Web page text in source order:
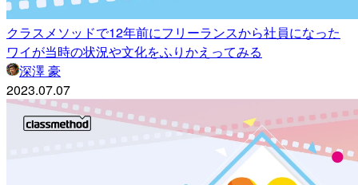
クラスメソッドで12年前にフリーランスから社員になった
ワイが当時の状況や文化をふりかえってみる
深澤 豪
2023.07.07